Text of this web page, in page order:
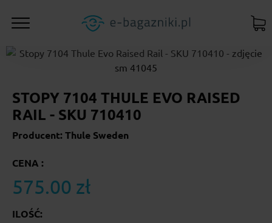
STOPY 7104 THULE EVO RAISED
RAIL - SKU 710410
Producent: Thule Sweden
CENA :
575.00 zł
ILOŚĆ: